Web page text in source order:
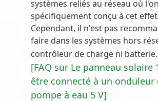
systèmes reliés au réseau où
spécifiquement conçu à cet
Cependant, il n'est pas
faire dans les systèmes hors
contrôleur de charge ni batterie.
[FAQ sur Le panneau solaire
être connecté à un onduleur
pompe à eau 5 V]